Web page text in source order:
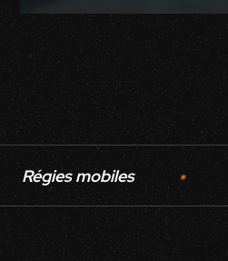
Régies mobiles *